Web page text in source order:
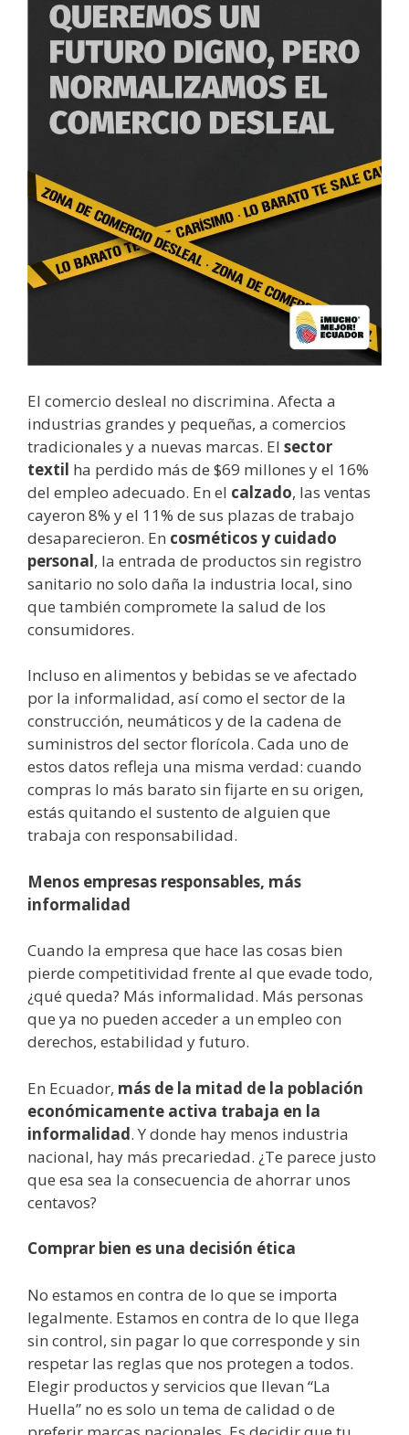
El comercio desleal no discrimina. Afecta a
industrias grandes y pequeñas, a comercios
tradicionales y a nuevas marcas. El sector
textil ha perdido más de $69 millones y el 16%
del empleo adecuado. En el calzado, las ventas
cayeron 8% y el 11% de sus plazas de trabajo
desaparecieron. En cosméticos y cuidado
personal, la entrada de productos sin registro
sanitario no solo daña la industria local, sino
que también compromete la salud de los
consumidores.
Incluso en alimentos y bebidas se ve afectado
por la informalidad, así como el sector de la
construcción, neumáticos y de la cadena de
suministros del sector florícola. Cada uno de
estos datos refleja una misma verdad: cuando
compras lo más barato sin fijarte en su origen,
estás quitando el sustento de alguien que
trabaja con responsabilidad.
Menos empresas responsables, más
informalidad
Cuando la empresa que hace las cosas bien
pierde competitividad frente al que evade todo,
¿qué queda? Más informalidad. Más personas
que ya no pueden acceder a un empleo con
derechos, estabilidad y futuro.
En Ecuador, más de la mitad de la población
económicamente activa trabaja en la
informalidad. Y donde hay menos industria
nacional, hay más precariedad. ¿Te parece justo
que esa sea la consecuencia de ahorrar unos
centavos?
Comprar bien es una decisión ética
No estamos en contra de lo que se importa
legalmente. Estamos en contra de lo que llega
sin control, sin pagar lo que corresponde y sin
respetar las reglas que nos protegen a todos.
Elegir productos y servicios que llevan “La
Huella” no es solo un tema de calidad o de